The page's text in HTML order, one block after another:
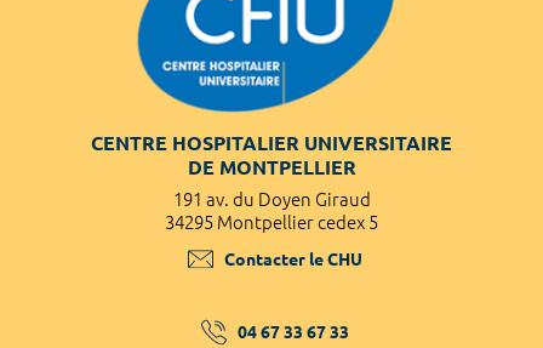
CENTRE HOSPITALIER UNIVERSITAIRE
DE MONTPELLIER
191 av. du Doyen Giraud
34295 Montpellier cedex 5
Contacter le CHU
04 67 33 67 33